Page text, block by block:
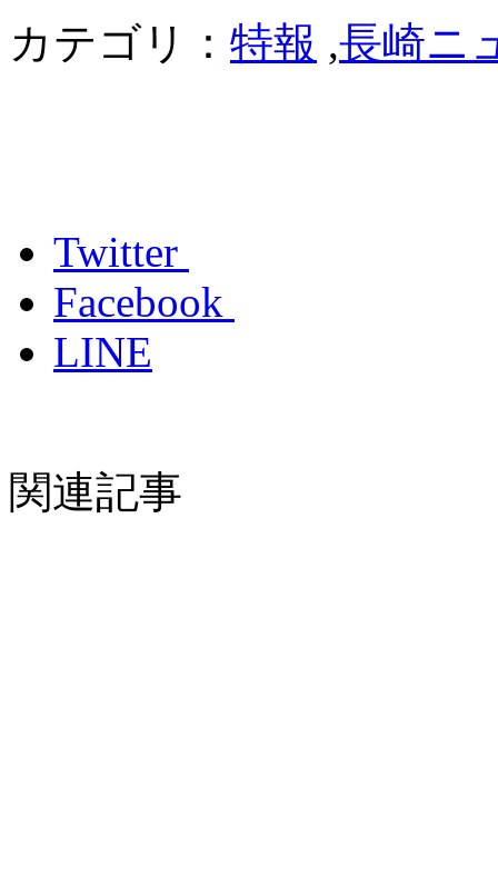
カテゴリ： 特報 ,長崎ニ
Twitter
Facebook
LINE
関連記事